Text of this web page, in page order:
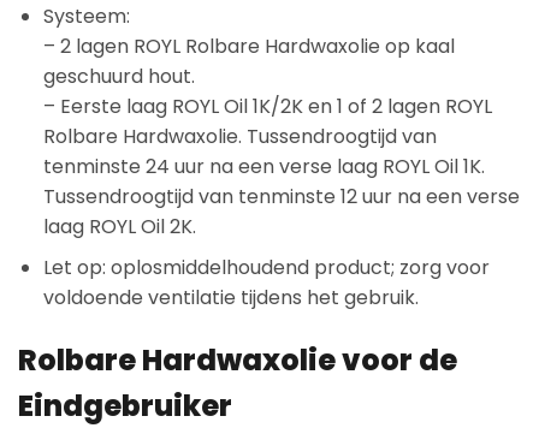
Systeem:
– 2 lagen ROYL Rolbare Hardwaxolie op kaal
geschuurd hout.
– Eerste laag ROYL Oil 1K/2K en 1 of 2 lagen ROYL
Rolbare Hardwaxolie. Tussendroogtijd van
tenminste 24 uur na een verse laag ROYL Oil 1K.
Tussendroogtijd van tenminste 12 uur na een verse
laag ROYL Oil 2K.
Let op: oplosmiddelhoudend product; zorg voor
voldoende ventilatie tijdens het gebruik.
Rolbare Hardwaxolie voor de
Eindgebruiker